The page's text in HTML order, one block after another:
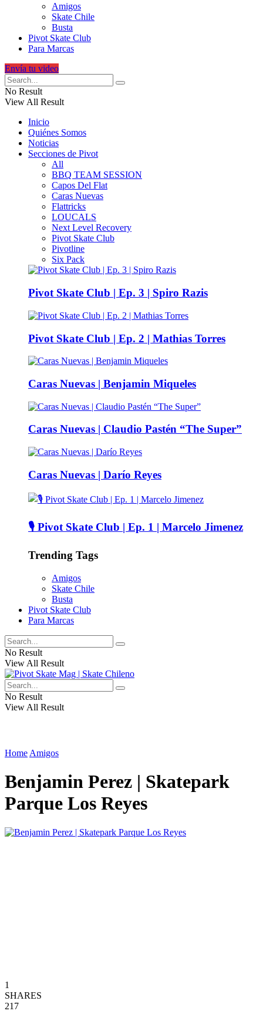
Amigos
Skate Chile
Busta
Pivot Skate Club
Para Marcas
Envía tu video
No Result
View All Result
Inicio
Quiénes Somos
Noticias
Secciones de Pivot
All
BBQ TEAM SESSION
Capos Del Flat
Caras Nuevas
Flattricks
LOUCALS
Next Level Recovery
Pivot Skate Club
Pivotline
Six Pack
Pivot Skate Club | Ep. 3 | Spiro Razis
Pivot Skate Club | Ep. 2 | Mathias Torres
Caras Nuevas | Benjamin Miqueles
Caras Nuevas | Claudio Pastén “The Super”
Caras Nuevas | Darío Reyes
🎙️ Pivot Skate Club | Ep. 1 | Marcelo Jimenez
Trending Tags
Amigos
Skate Chile
Busta
Pivot Skate Club
Para Marcas
No Result
View All Result
No Result
View All Result
Home Amigos
Benjamin Perez | Skatepark
Parque Los Reyes
1
SHARES
217